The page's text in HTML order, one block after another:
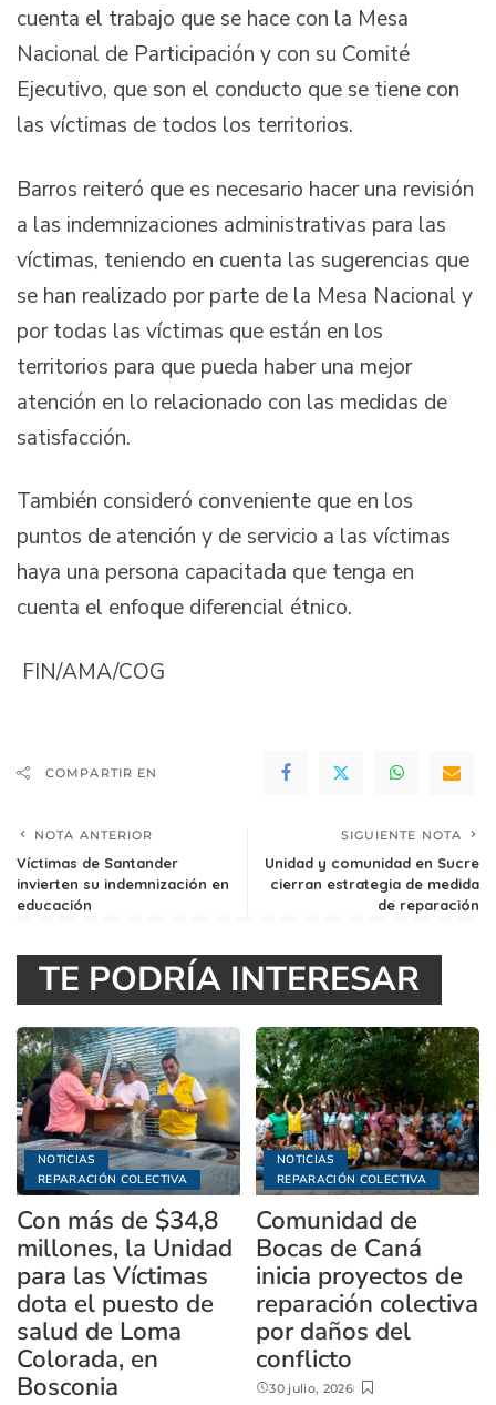
cuenta el trabajo que se hace con la Mesa
Nacional de Participación y con su Comité
Ejecutivo, que son el conducto que se tiene con
las víctimas de todos los territorios.
Barros reiteró que es necesario hacer una revisión
a las indemnizaciones administrativas para las
víctimas, teniendo en cuenta las sugerencias que
se han realizado por parte de la Mesa Nacional y
por todas las víctimas que están en los
territorios para que pueda haber una mejor
atención en lo relacionado con las medidas de
satisfacción.
También consideró conveniente que en los
puntos de atención y de servicio a las víctimas
haya una persona capacitada que tenga en
cuenta el enfoque diferencial étnico.
FIN/AMA/COG
COMPARTIR EN
NOTA ANTERIOR
Víctimas de Santander
invierten su indemnización en
educación
SIGUIENTE NOTA
Unidad y comunidad en Sucre
cierran estrategia de medida
de reparación
TE PODRÍA INTERESAR
NOTICIAS
REPARACIÓN COLECTIVA
Con más de $34,8
millones, la Unidad
para las Víctimas
dota el puesto de
salud de Loma
Colorada, en
Bosconia
NOTICIAS
REPARACIÓN COLECTIVA
Comunidad de
Bocas de Caná
inicia proyectos de
reparación colectiva
por daños del
conflicto
30 julio, 2026